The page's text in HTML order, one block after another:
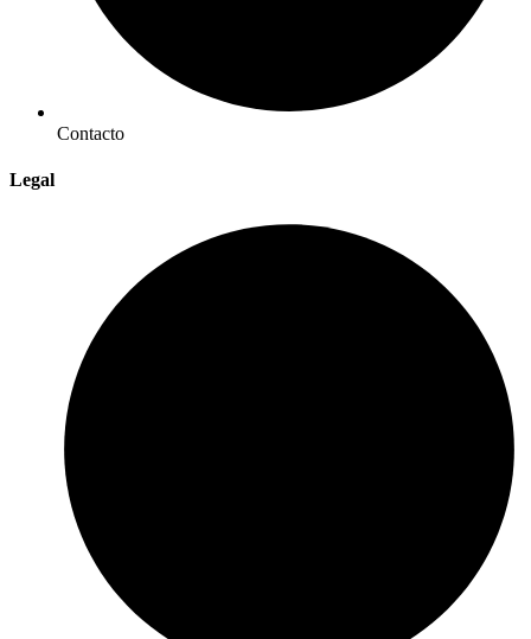
Contacto
Legal